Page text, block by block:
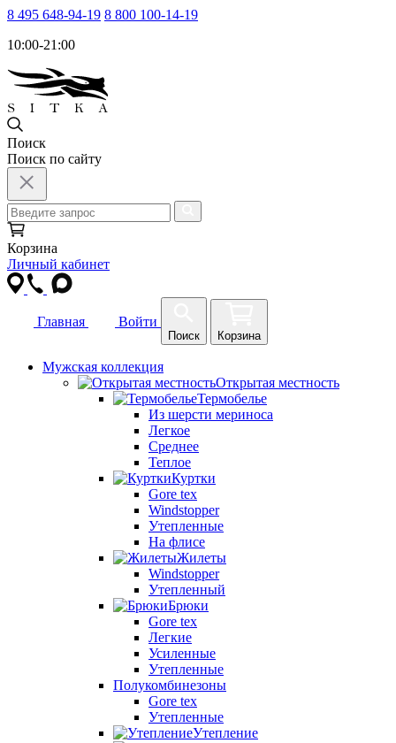
8 495 648-94-19 8 800 100-14-19
10:00-21:00
Поиск
Поиск по сайту
Корзина
Личный кабинет
Главная Войти
Поиск Корзина
Мужская коллекция
Открытая местность
Термобелье
Из шерсти мериноса
Легкое
Среднее
Теплое
Куртки
Gore tex
Windstopper
Утепленные
На флисе
Жилеты
Windstopper
Утепленный
Брюки
Gore tex
Легкие
Усиленные
Утепленные
Полукомбинезоны
Gore tex
Утепленные
Утепление